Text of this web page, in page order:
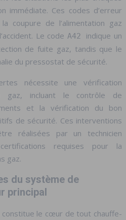
immédiate. Ces codes d’erreur
coupure de l’alimentation gaz
Le code A42 indique un
de fuite gaz, tandis que le
du pressostat de sécurité.
nécessite une vérification
gaz, incluant le contrôle de
et la vérification du bon
de sécurité. Ces interventions
réalisées par un technicien
requises pour la
gaz.
du système de
principal
le cœur de tout chauffe-